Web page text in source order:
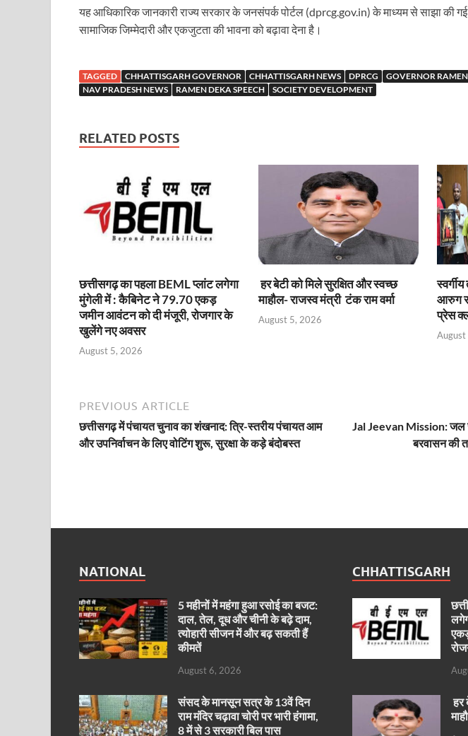
यह आधिकारिक जानकारी राज्य सरकार के जनसंपर्क पोर्टल (dprcg.gov.in) के माध्यम से साझा की गई
सामाजिक जिम्मेदारी और एकजुटता की भावना को बढ़ावा देना है।
TAGGED CHHATTISGARH GOVERNOR CHHATTISGARH NEWS DPRCG GOVERNOR
NAV PRADESH NEWS
RAMEN DEKA SPEECH SOCIETY DEVELOPMENT
RELATED POSTS
छत्तीसगढ़ का पहला BEML प्लांट लगेगा
मुंगेली में : कैबिनेट ने 79.70 एकड़
जमीन आवंटन को दी मंजूरी, रोजगार के
खुलेंगे नए अवसर
August 5, 2026
हर बेटी को मिले सुरक्षित और स्वच्छ
माहौल- राजस्व मंत्री टंक राम वर्मा
August 5, 2026
आरुग
प्रेस
PREVIOUS ARTICLE
छत्तीसगढ़ में पंचायत चुनाव का शंखनाद: त्रि-स्तरीय पंचायत आम
और उपनिर्वाचन के लिए वोटिंग शुरू, सुरक्षा के कड़े बंदोबस्त
Jal Jeevan Mission: जल
बरवासन की
NATIONAL
5 महीनों में महंगा हुआ रसोई का बजट:
दाल, तेल, दूध और चीनी के बढ़े दाम,
त्योहारी सीजन में और बढ़ सकती हैं
कीमतें
August 6, 2026
संसद के मानसून सत्र के 13वें दिन
राम मंदिर चढ़ावा चोरी पर भारी हंगामा,
8 में से 3 सरकारी बिल पास
CHHATTISGARH
हर